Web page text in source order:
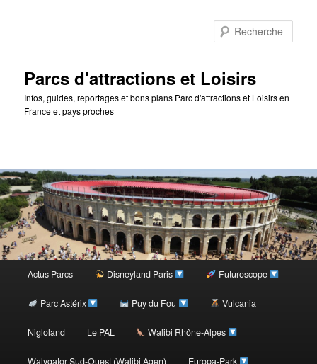
Parcs d'attractions et Loisirs
Infos, guides, reportages et bons plans Parc d'attractions et Loisirs en
France et pays proches
Menu
Aller
Actus Parcs Disneyland Paris Futuroscope
Parc Astérix Puy du Fou Vulcania
Nigloland Le PAL Walibi Rhône-Alpes
Walygator Sud-Ouest (Walibi Agen) Europa-Park